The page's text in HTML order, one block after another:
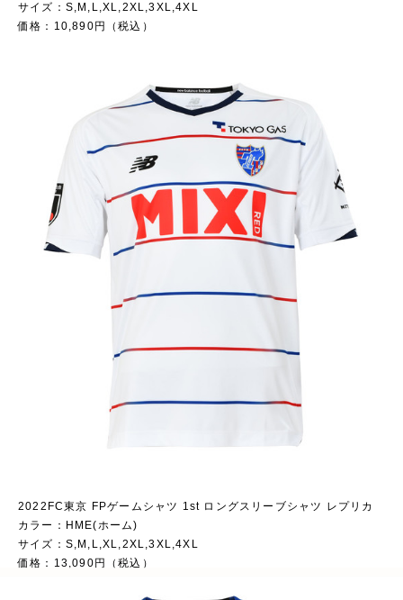
サイズ：S,M,L,XL,2XL,3XL,4XL
価格：10,890円（税込）
2022FC東京 FPゲームシャツ 1st ロングスリーブシャツ レプリカ
カラー：HME(ホーム)
サイズ：S,M,L,XL,2XL,3XL,4XL
価格：13,090円（税込）